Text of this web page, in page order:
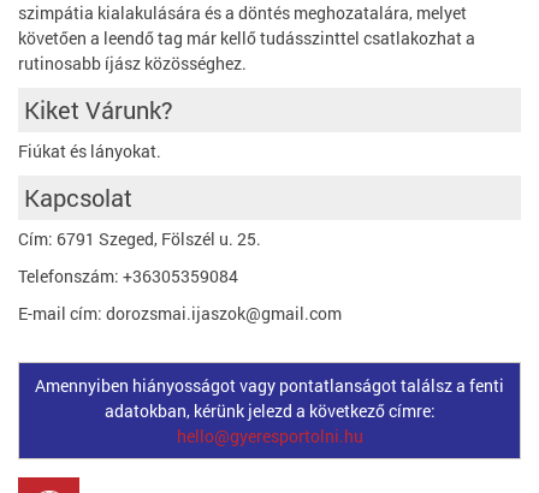
szimpátia kialakulására és a döntés meghozatalára, melyet
követően a leendő tag már kellő tudásszinttel csatlakozhat a
rutinosabb íjász közösséghez.
Kiket Várunk?
Fiúkat és lányokat.
Kapcsolat
Cím: 6791 Szeged, Fölszél u. 25.
Telefonszám: +36305359084
E-mail cím: dorozsmai.ijaszok@gmail.com
Amennyiben hiányosságot vagy pontatlanságot találsz a fenti
adatokban, kérünk jelezd a következő címre:
hello@gyeresportolni.hu